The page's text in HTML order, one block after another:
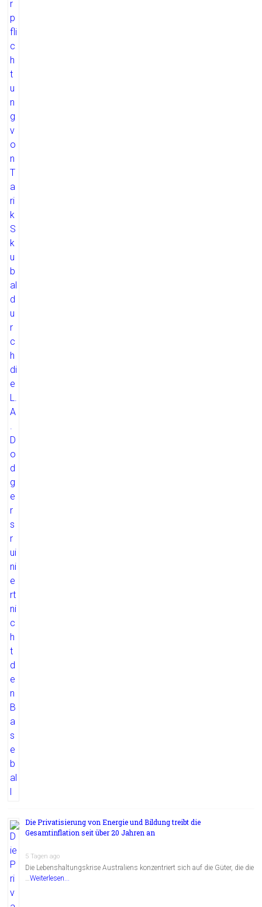
Die Privatisierung von Energie und Bildung treibt die
Gesamtinflation seit über 20 Jahren an
5 Tagen ago
Die Lebenshaltungskrise Australiens konzentriert sich auf die Güter, die die
…Weiterlesen...